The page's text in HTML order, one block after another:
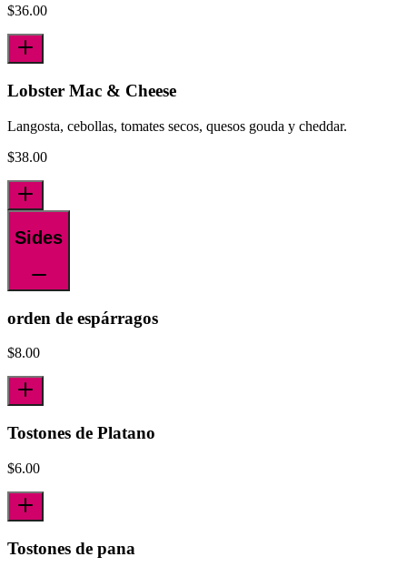
$36.00
Lobster Mac & Cheese
Langosta, cebollas, tomates secos, quesos gouda y cheddar.
$38.00
Sides
orden de espárragos
$8.00
Tostones de Platano
$6.00
Tostones de pana